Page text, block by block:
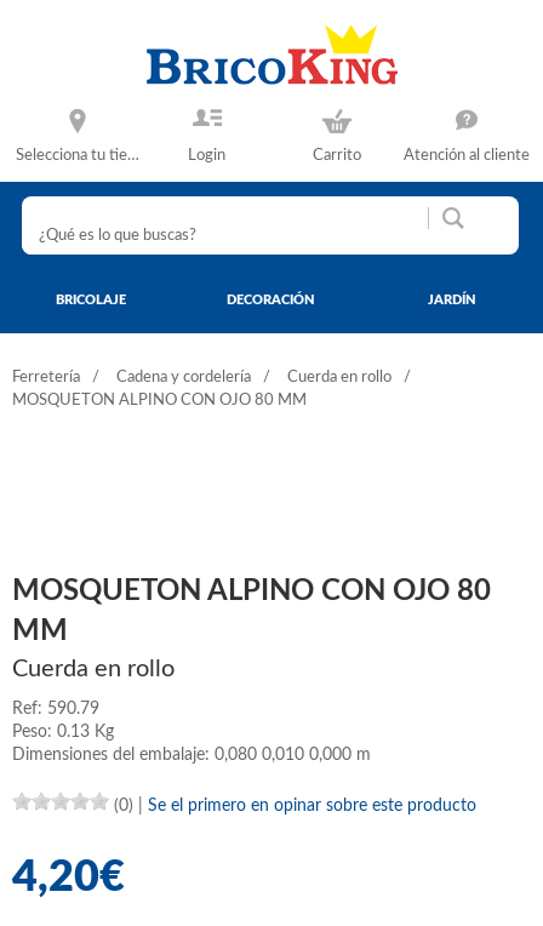
Selecciona tu tienda Login Carrito Atención al cliente
BRICOLAJE DECORACIÓN JARDÍN
Ferretería Cadena y cordelería
Cuerda en rollo
MOSQUETON ALPINO CON OJO 80 MM
MOSQUETON ALPINO CON OJO 80
MM
Cuerda en rollo
Ref: 590.79
Peso: 0.13 Kg
Dimensiones del embalaje: 0,080 0,010 0,000 m
(0) Se el primero en opinar sobre este producto
4,20€